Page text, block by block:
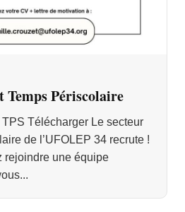
Temps Périscolaire
Télécharger Le secteur
de l’UFOLEP 34 recrute !
rejoindre une équipe